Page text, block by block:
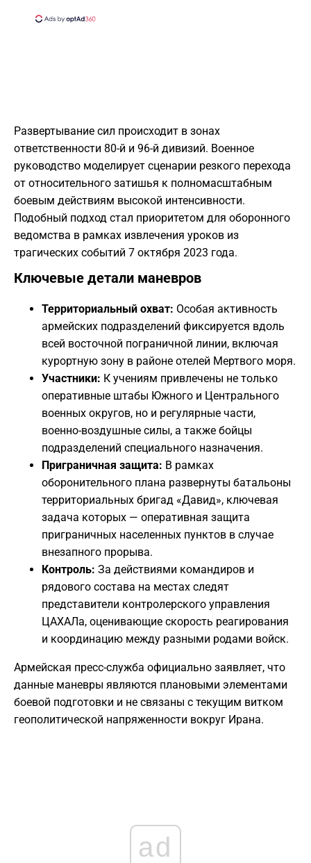
​Развертывание сил происходит в зонах
ответственности 80-й и 96-й дивизий. Военное
руководство моделирует сценарии резкого перехода
от относительного затишья к полномасштабным
боевым действиям высокой интенсивности.
Подобный подход стал приоритетом для оборонного
ведомства в рамках извлечения уроков из
трагических событий 7 октября 2023 года.
​Ключевые детали маневров
Территориальный охват: Особая активность
армейских подразделений фиксируется вдоль
всей восточной пограничной линии, включая
курортную зону в районе отелей Мертвого моря.
Участники: К учениям привлечены не только
оперативные штабы Южного и Центрального
военных округов, но и регулярные части,
военно-воздушные силы, а также бойцы
подразделений специального назначения.
Приграничная защита: В рамках
оборонительного плана развернуты батальоны
территориальных бригад «Давид», ключевая
задача которых — оперативная защита
приграничных населенных пунктов в случае
внезапного прорыва.
Контроль: За действиями командиров и
рядового состава на местах следят
представители контролерского управления
ЦАХАЛа, оценивающие скорость реагирования
и координацию между разными родами войск.
​Армейская пресс-служба официально заявляет, что
данные маневры являются плановыми элементами
боевой подготовки и не связаны с текущим витком
геополитической напряженности вокруг Ирана.
ad